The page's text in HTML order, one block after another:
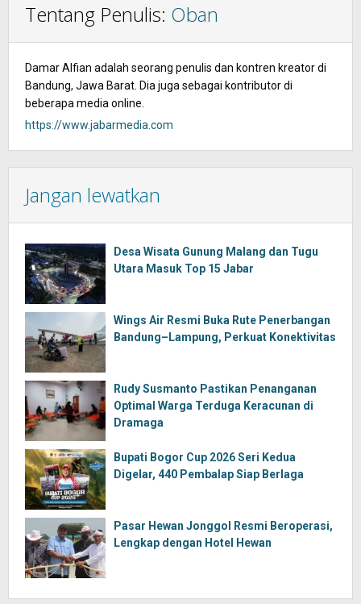
Tentang Penulis: Oban
Damar Alfian adalah seorang penulis dan kontren kreator di
Bandung, Jawa Barat. Dia juga sebagai kontributor di
beberapa media online.
https://www.jabarmedia.com
Jangan lewatkan
Desa Wisata Gunung Malang dan Tugu
Utara Masuk Top 15 Jabar
Wings Air Resmi Buka Rute Penerbangan
Bandung–Lampung, Perkuat Konektivitas
Rudy Susmanto Pastikan Penanganan
Optimal Warga Terduga Keracunan di
Dramaga
Bupati Bogor Cup 2026 Seri Kedua
Digelar, 440 Pembalap Siap Berlaga
Pasar Hewan Jonggol Resmi Beroperasi,
Lengkap dengan Hotel Hewan